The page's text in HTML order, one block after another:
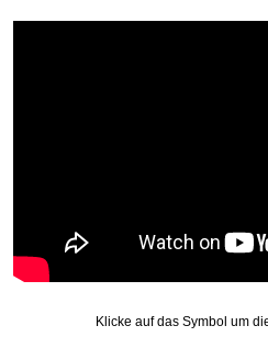
Klicke auf das Symbol um